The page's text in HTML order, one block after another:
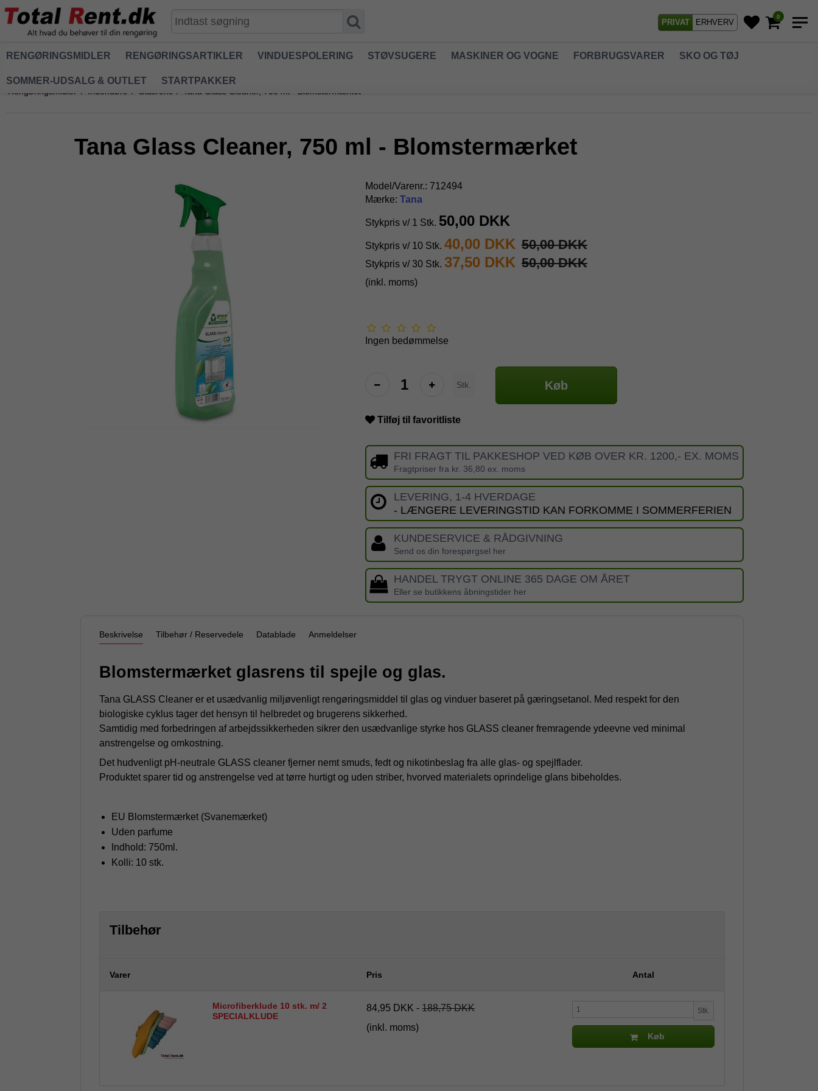
PRIVAT ERHVERV
0
RENGØRINGSMIDLER RENGØRINGSARTIKLER VINDUESPOLERING STØVSUGERE MASKINER OG VOGNE FORBRUGSVARER SKO OG TØJ
SOMMER-UDSALG & OUTLET STARTPAKKER
Rengøringsmidler / Indendørs / Glasrens / Tana Glass Cleaner, 750 ml - Blomstermærket
Tana Glass Cleaner, 750 ml - Blomstermærket
Model/Varenr.: 712494
Mærke: Tana
Stykpris v/ 1 Stk. 50,00 DKK
Stykpris v/ 10 Stk. 40,00 DKK 50,00 DKK
Stykpris v/ 30 Stk. 37,50 DKK 50,00 DKK
(inkl. moms)
Ingen bedømmelse
Stk. Køb
Tilføj til favoritliste
FRI FRAGT TIL PAKKESHOP VED KØB OVER KR. 1200,- EX. MOMS
Fragtpriser fra kr. 36,80 ex. moms
LEVERING, 1-4 HVERDAGE
- LÆNGERE LEVERINGSTID KAN FORKOMME I SOMMERFERIEN
KUNDESERVICE & RÅDGIVNING
Send os din forespørgsel her
HANDEL TRYGT ONLINE 365 DAGE OM ÅRET
Eller se butikkens åbningstider her
Beskrivelse Tilbehør / Reservedele Datablade Anmeldelser
Blomstermærket glasrens til spejle og glas.
Tana GLASS Cleaner er et usædvanlig miljøvenligt rengøringsmiddel til glas og vinduer baseret på gæringsetanol. Med respekt for den
biologiske cyklus tager det hensyn til helbredet og brugerens sikkerhed.
Samtidig med forbedringen af arbejdssikkerheden sikrer den usædvanlige styrke hos GLASS cleaner fremragende ydeevne ved minimal
anstrengelse og omkostning.
Det hudvenligt pH-neutrale GLASS cleaner fjerner nemt smuds, fedt og nikotinbeslag fra alle glas- og spejlflader.
Produktet sparer tid og anstrengelse ved at tørre hurtigt og uden striber, hvorved materialets oprindelige glans bibeholdes.
EU Blomstermærket (Svanemærket)
Uden parfume
Indhold: 750ml.
Kolli: 10 stk.
Tilbehør
Varer Pris Antal
Microfiberklude 10 stk. m/ 2
SPECIALKLUDE
84,95 DKK -188,75 DKK
(inkl. moms)
Stk.
Køb